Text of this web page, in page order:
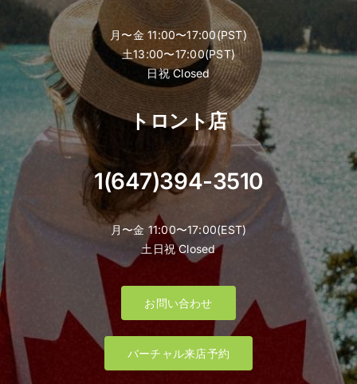
月〜金 11:00〜17:00(PST)
土13:00〜17:00(PST)
日祝 Closed
トロント店
1(647)394-3510
月〜金 11:00〜17:00(EST)
土日祝 Closed
お問い合わせ
バーチャル来店予約